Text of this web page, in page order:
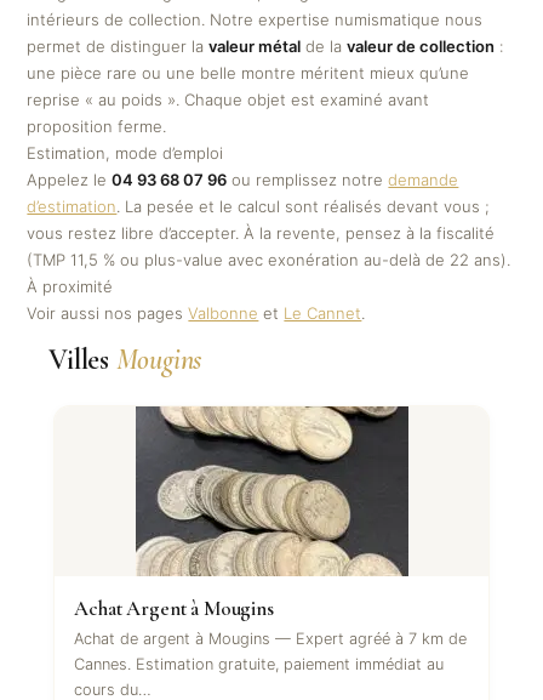
intérieurs de collection. Notre expertise numismatique nous
permet de distinguer lavaleur métal de lavaleur de collection :
une pièce rare ou une belle montre méritent mieux qu’une
reprise « au poids ». Chaque objet est examiné avant
proposition ferme.
Estimation, mode d’emploi
Appelez le04 93 68 07 96 ou remplissez notredemande
d’estimation . La pesée et le calcul sont réalisés devant vous ;
vous restez libre d’accepter. À la revente, pensez à la fiscalité
(TMP 11,5 % ou plus-value avec exonération au-delà de 22 ans).
À proximité
Voir aussi nos pagesValbonne et Le Cannet
Villes Mougins
Achat Argent à Mougins
Achat de argent à Mougins — Expert agréé à 7 km de
Cannes. Estimation gratuite, paiement immédiat au
cours du…